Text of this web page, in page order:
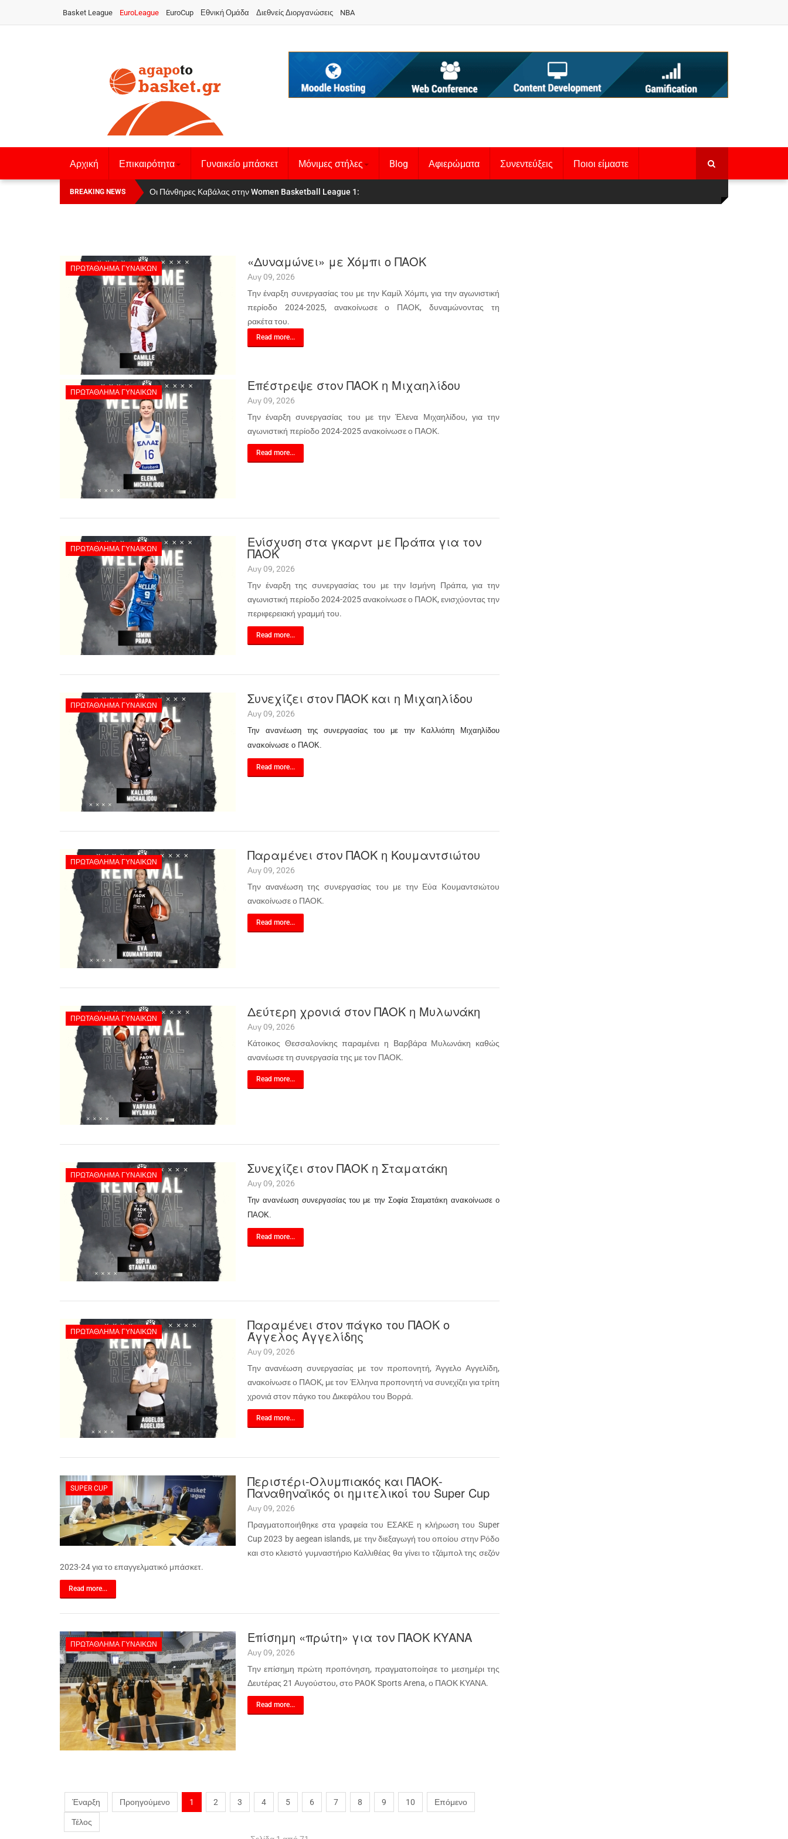
Basket League EuroLeague EuroCup Εθνική Ομάδα Διεθνείς Διοργανώσεις NBA
Αρχική Επικαιρότητα Γυναικείο μπάσκετ Μόνιμες στήλες Blog Αφιερώματα Συνεντεύξεις Ποιοι είμαστε
BREAKING NEWS Οι Πάνθηρες Καβάλας στην Women Basketball League 1
Αναχώρησε για τα Γιάννενα η Εθνική Γυναικών
ΠΡΩΤΆΘΛΗΜΑ ΓΥΝΑΙΚΏΝ «Δυναμώνει» με Χόμπι ο ΠΑΟΚ
Αυγ 09, 2026
Την έναρξη συνεργασίας του με την Καμίλ Χόμπι, για την αγωνιστική
περίοδο 2024-2025, ανακοίνωσε ο ΠΑΟΚ, δυναμώνοντας τη
ρακέτα του.
Read more...
ΠΡΩΤΆΘΛΗΜΑ ΓΥΝΑΙΚΏΝ Επέστρεψε στον ΠΑΟΚ η Μιχαηλίδου
Αυγ 09, 2026
Την έναρξη συνεργασίας του με την Έλενα Μιχαηλίδου, για την
αγωνιστική περίοδο 2024-2025 ανακοίνωσε ο ΠΑΟΚ.
Read more...
ΠΡΩΤΆΘΛΗΜΑ ΓΥΝΑΙΚΏΝ Ενίσχυση στα γκαρντ με Πράπα για τον
ΠΑΟΚ
Αυγ 09, 2026
Την έναρξη της συνεργασίας του με την Ισμήνη Πράπα, για την
αγωνιστική περίοδο 2024-2025 ανακοίνωσε ο ΠΑΟΚ, ενισχύοντας την
περιφερειακή γραμμή του.
Read more...
ΠΡΩΤΆΘΛΗΜΑ ΓΥΝΑΙΚΏΝ Συνεχίζει στον ΠΑΟΚ και η Μιχαηλίδου
Αυγ 09, 2026
Την ανανέωση της συνεργασίας του με την Καλλιόπη Μιχαηλίδου
ανακοίνωσε ο ΠΑΟΚ.
Read more...
ΠΡΩΤΆΘΛΗΜΑ ΓΥΝΑΙΚΏΝ Παραμένει στον ΠΑΟΚ η Κουμαντσιώτου
Αυγ 09, 2026
Την ανανέωση της συνεργασίας του με την Εύα Κουμαντσιώτου
ανακοίνωσε ο ΠΑΟΚ.
Read more...
ΠΡΩΤΆΘΛΗΜΑ ΓΥΝΑΙΚΏΝ Δεύτερη χρονιά στον ΠΑΟΚ η Μυλωνάκη
Αυγ 09, 2026
Κάτοικος Θεσσαλονίκης παραμένει η Βαρβάρα Μυλωνάκη καθώς
ανανέωσε τη συνεργασία της με τον ΠΑΟΚ.
Read more...
ΠΡΩΤΆΘΛΗΜΑ ΓΥΝΑΙΚΏΝ Συνεχίζει στον ΠΑΟΚ η Σταματάκη
Αυγ 09, 2026
Την ανανέωση συνεργασίας του με την Σοφία Σταματάκη ανακοίνωσε ο
ΠΑΟΚ.
Read more...
ΠΡΩΤΆΘΛΗΜΑ ΓΥΝΑΙΚΏΝ Παραμένει στον πάγκο του ΠΑΟΚ ο
Άγγελος Αγγελίδης
Αυγ 09, 2026
Την ανανέωση συνεργασίας με τον προπονητή, Άγγελο Αγγελίδη,
ανακοίνωσε ο ΠΑΟΚ, με τον Έλληνα προπονητή να συνεχίζει για τρίτη
χρονιά στον πάγκο του Δικεφάλου του Βορρά.
Read more...
SUPER CUP Περιστέρι-Ολυμπιακός και ΠΑΟΚ-
Παναθηναϊκός οι ημιτελικοί του Super Cup
Αυγ 09, 2026
Πραγματοποιήθηκε στα γραφεία του ΕΣΑΚΕ η κλήρωση του Super
Cup 2023 by aegean islands, με την διεξαγωγή του οποίου στην Ρόδο
και στο κλειστό γυμναστήριο Καλλιθέας θα γίνει το τζάμπολ της σεζόν
2023-24 για το επαγγελματικό μπάσκετ.
Read more...
ΠΡΩΤΆΘΛΗΜΑ ΓΥΝΑΙΚΏΝ Επίσημη «πρώτη» για τον ΠΑΟΚ ΚΥΑΝΑ
Αυγ 09, 2026
Την επίσημη πρώτη προπόνηση, πραγματοποίησε το μεσημέρι της
Δευτέρας 21 Αυγούστου, στο PAOK Sports Arena, ο ΠΑΟΚ ΚΥΑΝΑ.
Read more...
Έναρξη Προηγούμενο 1 2 3 4 5 6 7 8 9 10 Επόμενο
Τέλος